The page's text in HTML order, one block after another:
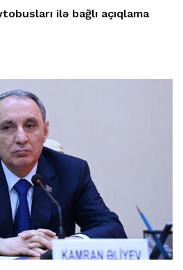
ilə bağlı açıqlama